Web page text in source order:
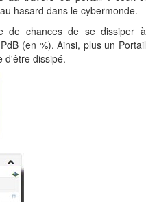
hasard dans le cybermonde.
de chances de se dissiper à
(en %). Ainsi, plus un Portail
d'être dissipé.